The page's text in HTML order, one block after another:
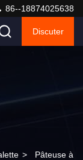
86--18874025638
Discuter
> Pâteuse à